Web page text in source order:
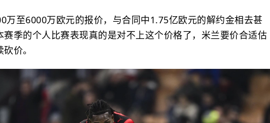
万至6000万欧元的报价，与合同中1.75亿欧元的解约金相去甚
赛季的个人比赛表现真的是对不上这个价格了，米兰要价合适估
价。